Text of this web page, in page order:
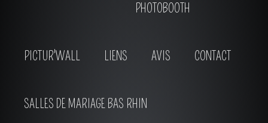
PHOTOBOOTH
PICTUR'WALL LIENS AVIS CONTACT
SALLES DE MARIAGE BAS RHIN